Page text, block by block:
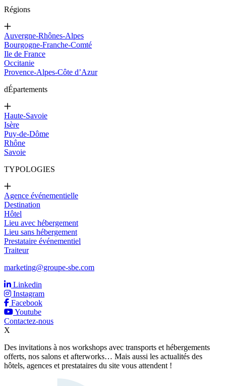
Régions
Auvergne-Rhônes-Alpes
Bourgogne-Franche-Comté
Ile de France
Occitanie
Provence-Alpes-Côte d’Azur
dÉpartements
Haute-Savoie
Isère
Puy-de-Dôme
Rhône
Savoie
TYPOLOGIES
Agence événementielle
Destination
Hôtel
Lieu avec hébergement
Lieu sans hébergement
Prestataire événementiel
Traiteur
marketing@groupe-sbe.com
Linkedin
Instagram
Facebook
Youtube
Contactez-nous
X
Des invitations à nos workshops avec transports et hébergements
offerts, nos salons et afterworks… Mais aussi les actualités des
hôtels, agences et prestataires du site vous attendent !